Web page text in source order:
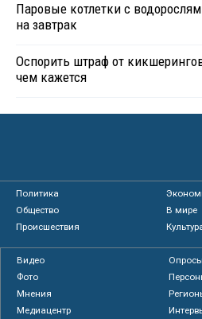
Паровые котлетки с
на завтрак
Оспорить штраф от
чем кажется
Политика
Общество
В мире
Происшествия
Видео
Опросы
Фото
Мнения
Медиацентр